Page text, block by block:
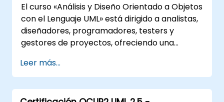
El curso «Análisis y Diseño Orientado a Objetos
con el Lenguaje UML» está dirigido a analistas,
diseñadores, programadores, testers y
gestores de proyectos, ofreciendo una
mediante UML. A través del estudio de un caso
práctico, los participantes adquirirán
competencias en el modelado de requisitos,
Leer más...